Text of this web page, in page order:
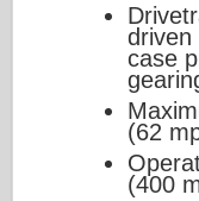
driven
case
(62
(400